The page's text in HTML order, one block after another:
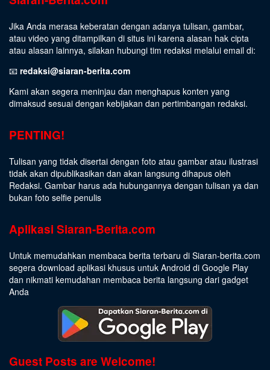
Jika Anda merasa keberatan dengan adanya tulisan, gambar,
atau video yang ditampilkan di situs ini karena alasan hak cipta
atau alasan lainnya, silakan hubungi tim redaksi melalui email di:
📧 redaksi@siaran-berita.com
Kami akan segera meninjau dan menghapus konten yang
dimaksud sesuai dengan kebijakan dan pertimbangan redaksi.
PENTING!
Tulisan yang tidak disertai dengan foto atau gambar atau ilustrasi
tidak akan dipublikasikan dan akan langsung dihapus oleh
Redaksi. Gambar harus ada hubungannya dengan tulisan ya dan
bukan foto selfie penulis
Aplikasi Siaran-Berita.com
Untuk memudahkan membaca berita terbaru di Siaran-berita.com
segera download aplikasi khusus untuk Android di Google Play
dan nikmati kemudahan membaca berita langsung dari gadget
Anda
Guest Posts are Welcome!